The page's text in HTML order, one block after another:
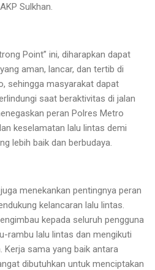
Sulkhan.
Point” ini, diharapkan dapat
aman, lancar, dan tertib di
sehingga masyarakat dapat
saat beraktivitas di jalan
peran Polres Metro
keselamatan lalu lintas demi
lebih baik dan berbudaya.
menekankan pentingnya peran
kelancaran lalu lintas.
kepada seluruh pengguna
rambu lalu lintas dan mengikuti
Kerja sama yang baik antara
dibutuhkan untuk menciptakan